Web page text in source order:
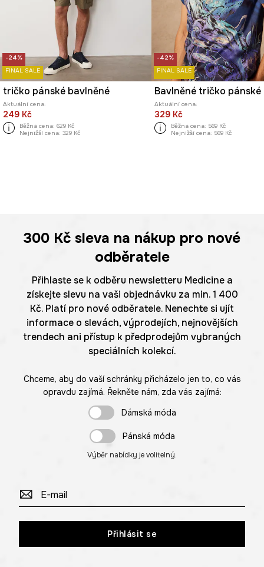
-24%
FINAL SALE
tričko pánské bavlněné
Aktuální cena:
249 Kč
Běžná cena: 629 Kč
Nejnižší cena: 329 Kč
-42%
FINAL SALE
Aktuální cena:
329 Kč
Běžná cena: 569 Kč
Nejnižší cena: 569 Kč
300 Kč sleva na nákup pro nové
odběratele
Přihlaste se k odběru newsletteru Medicine a
získejte slevu na vaši objednávku za min. 1 400
Kč. Platí pro nové odběratele. Nenechte si ujít
informace o slevách, výprodejích, nejnovějších
trendech ani přístup k předprodejům vybraných
speciálních kolekcí.
Chceme, aby do vaší schránky přicházelo jen to, co vás
opravdu zajímá. Řekněte nám, zda vás zajímá:
Dámská móda
Pánská móda
Výběr nabídky je volitelný.
Přihlásit se